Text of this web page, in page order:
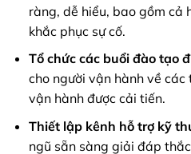
ràng, dễ hiểu, bao gồm cả
khắc phục sự cố.
Tổ chức các buổi đào tạo
cho người vận hành về
vận hành được cải tiến.
Thiết lập kênh hỗ trợ kỹ
ngũ sẵn sàng giải đáp